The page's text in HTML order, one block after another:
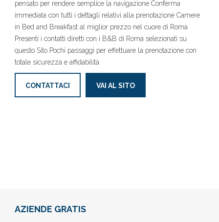
pensato per rendere semplice la navigazione Conferma
immediata con tutti i dettagli relativi alla prenotazione Camere
in Bed and Breakfast al miglior prezzo nel cuore di Roma
Presenti i contatti diretti con i B&B di Roma selezionati su
questo Sito Pochi passaggi per effettuare la prenotazione con
totale sicurezza e affidabilità
CONTATTACI VAI AL SITO
AZIENDE GRATIS